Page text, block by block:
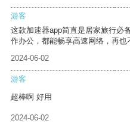
游客
这款加速器app简直是居家旅行必
作办公，都能畅享高速网络，再也
2024-06-02
游客
超棒啊 好用
2024-06-02